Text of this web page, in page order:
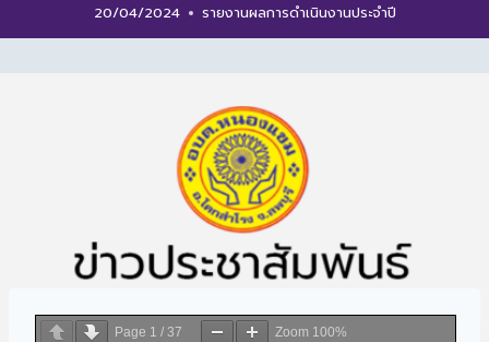
20/04/2024 รายงานผลการดำเนินงานประจำปี
Page 1 / 37 Zoom 100%